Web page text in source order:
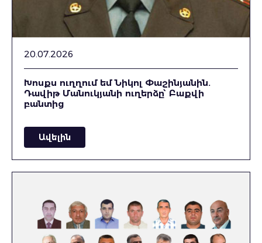
20.07.2026
Խոսքս ուղղում եմ Նիկոլ Փաշինյանին.
Դավիթ Մանուկյանի ուղերձը՝ Բաքվի
բանտից
Ավելին